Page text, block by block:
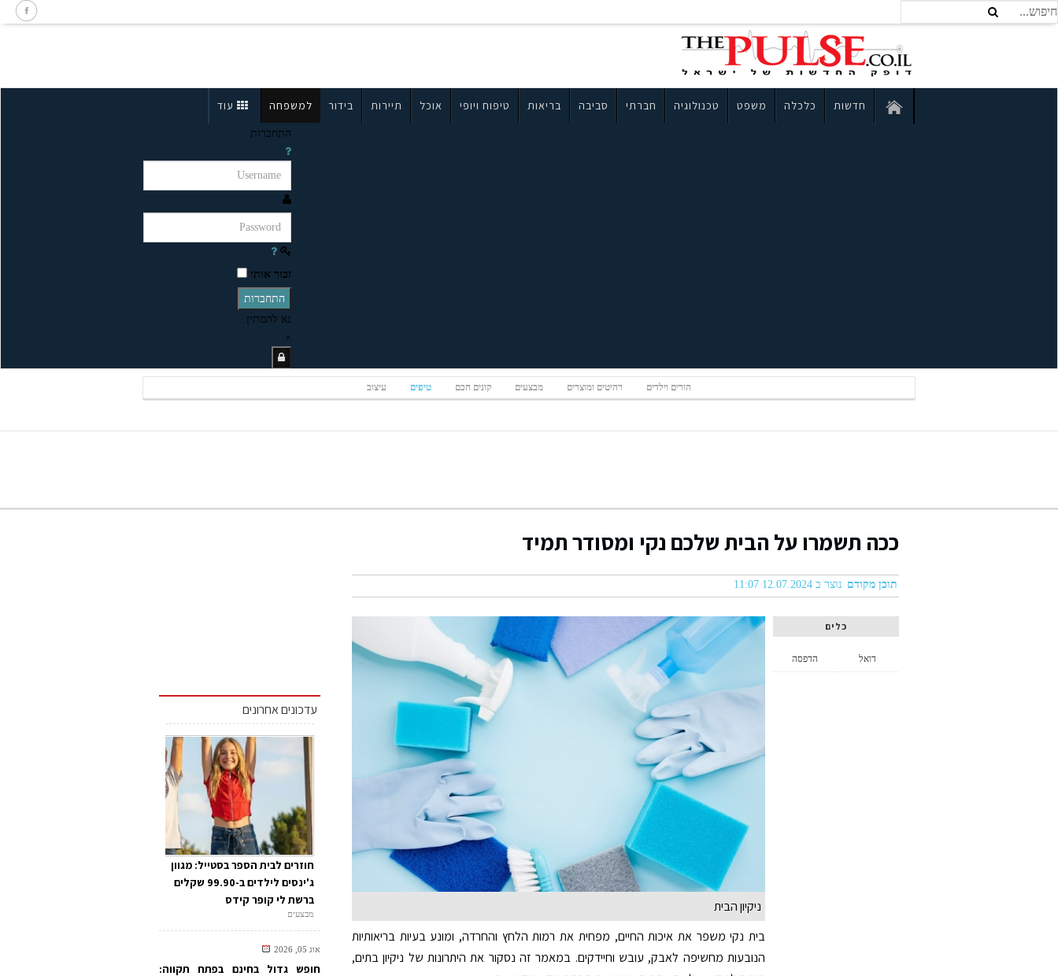
חדשות כלכלה משפט טכנולוגיה חברתי סביבה בריאות טיפוח ויופי אוכל תיירות בידור למשפחה עוד
התחברות
זכור אותי
התחברות
נא להמתין...
×
הורים וילדים רהיטים ומוצרים מבצעים קונים חכם טיפים עיצוב
ככה תשמרו על הבית שלכם נקי ומסודר תמיד
תוכן מקודם נוצר ב 12.07.2024 11:07
כלים
הדפסה דואל
ניקיון הבית
בית נקי משפר את איכות החיים, מפחית את רמות הלחץ והחרדה, ומונע בעיות בריאותיות
הנובעות מחשיפה לאבק, עובש וחיידקים. במאמר זה נסקור את היתרונות של ניקיון בתים,
עדכונים אחרונים
חוזרים לבית הספר בסטייל: מגוון
ג'ינסים לילדים ב-99.90 שקלים
ברשת לי קופר קידס
מבצעים
אוג 05, 2026
חופש גדול בחינם בפתח תקווה: